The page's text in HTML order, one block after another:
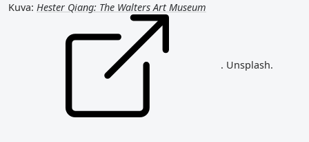
Kuva: Hester Qiang: The Walters Art Museum
. Unsplash.